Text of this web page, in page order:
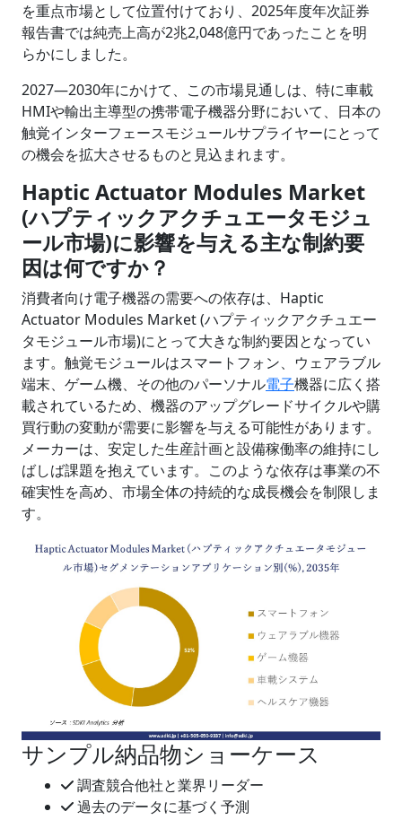
を重点市場として位置付けており、2025年度年次証券
報告書では純売上高が2兆2,048億円であったことを明
らかにしました。
2027―2030年にかけて、この市場見通しは、特に車載
HMIや輸出主導型の携帯電子機器分野において、日本の
触覚インターフェースモジュールサプライヤーにとって
の機会を拡大させるものと見込まれます。
Haptic Actuator Modules Market
(ハプティックアクチュエータモジュ
ール市場)に影響を与える主な制約要
因は何ですか？
消費者向け電子機器の需要への依存は、Haptic
Actuator Modules Market (ハプティックアクチュエー
タモジュール市場)にとって大きな制約要因となってい
ます。触覚モジュールはスマートフォン、ウェアラブル
端末、ゲーム機、その他のパーソナル電子機器に広く搭
載されているため、機器のアップグレードサイクルや購
買行動の変動が需要に影響を与える可能性があります。
メーカーは、安定した生産計画と設備稼働率の維持にし
ばしば課題を抱えています。このような依存は事業の不
確実性を高め、市場全体の持続的な成長機会を制限しま
す。
サンプル納品物ショーケース
調査競合他社と業界リーダー
過去のデータに基づく予測